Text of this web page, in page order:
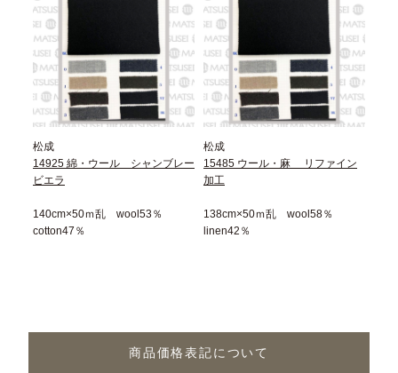
松成
14925 綿・ウール シャンブレー
ビエラ
140cm×50ｍ乱 wool53％
cotton47％
松成
15485 ウール・麻 リファイン
加工
138cm×50ｍ乱 wool58％
linen42％
商品価格表記について